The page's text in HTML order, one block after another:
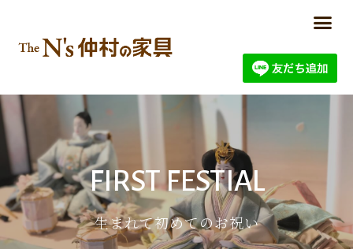
FIRST FESTIAL
生まれて初めてのお祝い